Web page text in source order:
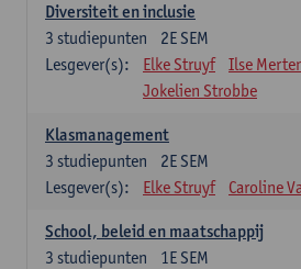
Diversiteit en inclusie
2E SEM
3 studiepunten
Lesgever(s):
Elke Struyf
Ilse
Jokelien Strobbe
Klasmanagement
2E SEM
3 studiepunten
Lesgever(s):
Elke Struyf Caroline
School, beleid en maatschappij
1E SEM
3 studiepunten